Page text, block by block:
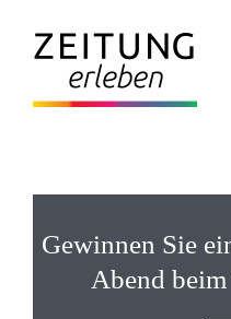
Inhalt
springen
ABO
Gewinnen Sie
Abend